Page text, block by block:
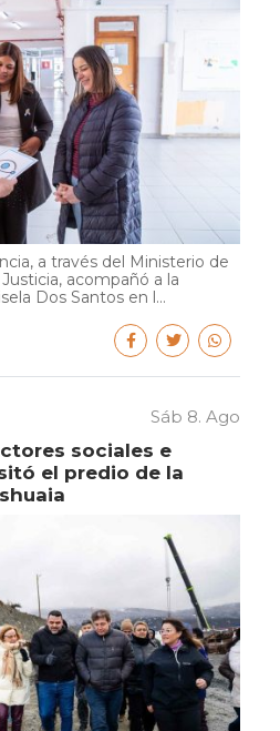
a través del Ministerio de
acompañó a la
Dos Santos en l...
Sáb 8. Ago
sociales e
el predio de la